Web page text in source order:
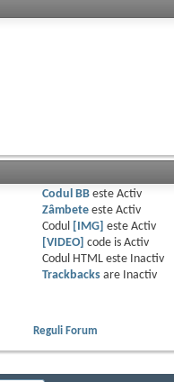
Codul BBeste Activ
Zâmbeteeste Activ
Codul
[IMG] este Activ
[VIDEO]
code is Activ
Codul HTML este
Inactiv
Trackbacksare
Inactiv
Reguli Forum